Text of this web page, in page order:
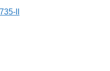
II